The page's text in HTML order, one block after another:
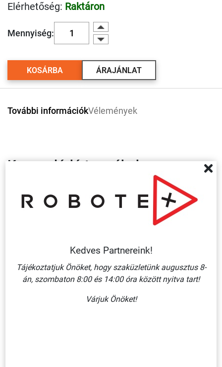
Elérhetőség: Raktáron
Mennyiség:
KOSÁRBA ÁRAJÁNLAT
További információkVélemények
Kapcsolódó termékek
Kedves Partnereink!
Tájékoztatjuk Önöket, hogy szaküzletünk augusztus 8-
án, szombaton 8:00 és 14:00 óra között nyitva tart!
Várjuk Önöket!